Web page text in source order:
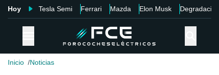
Hoy Tesla Semi Ferrari Mazda Elon Musk Degradación
Inicio Noticias